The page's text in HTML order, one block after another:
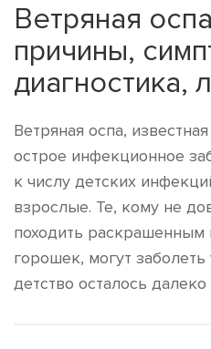
Ветряная
причины,
диагностика,
Ветряная оспа,
острое инфекционное
к числу детских
взрослые. Те, кому не
походить
горошек, могут заболеть
детство осталось далеко